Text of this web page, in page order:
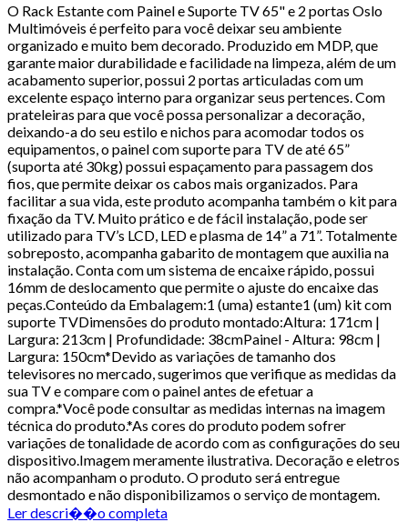
O Rack Estante com Painel e Suporte TV 65" e 2 portas Oslo
Multimóveis é perfeito para você deixar seu ambiente
organizado e muito bem decorado. Produzido em MDP, que
garante maior durabilidade e facilidade na limpeza, além de um
acabamento superior, possui 2 portas articuladas com um
excelente espaço interno para organizar seus pertences. Com
prateleiras para que você possa personalizar a decoração,
deixando-a do seu estilo e nichos para acomodar todos os
equipamentos, o painel com suporte para TV de até 65”
(suporta até 30kg) possui espaçamento para passagem dos
fios, que permite deixar os cabos mais organizados. Para
facilitar a sua vida, este produto acompanha também o kit para
fixação da TV. Muito prático e de fácil instalação, pode ser
utilizado para TV’s LCD, LED e plasma de 14” a 71”. Totalmente
sobreposto, acompanha gabarito de montagem que auxilia na
instalação. Conta com um sistema de encaixe rápido, possui
16mm de deslocamento que permite o ajuste do encaixe das
peças.Conteúdo da Embalagem:1 (uma) estante1 (um) kit com
suporte TVDimensões do produto montado:Altura: 171cm |
Largura: 213cm | Profundidade: 38cmPainel - Altura: 98cm |
Largura: 150cm*Devido as variações de tamanho dos
televisores no mercado, sugerimos que verifique as medidas da
sua TV e compare com o painel antes de efetuar a
compra.*Você pode consultar as medidas internas na imagem
técnica do produto.*As cores do produto podem sofrer
variações de tonalidade de acordo com as configurações do seu
dispositivo.Imagem meramente ilustrativa. Decoração e eletros
não acompanham o produto. O produto será entregue
desmontado e não disponibilizamos o serviço de montagem.
Ler descri��o completa